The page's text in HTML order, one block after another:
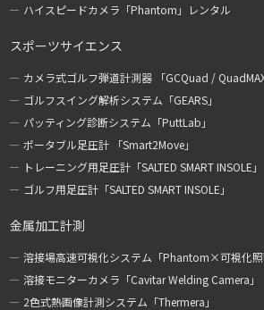
ハイスピードカメラ「Phantom」レンタル
スポーツサイエンス
カメラ式ゴルフ弾道計測器 「GCQuad / QuadMAX
ゴルフスイング解析システム「GEARS」
パッティング診断システム「PuttLab」
ポータブル足圧計 「Smart2Move」
トレーニング用足圧計「SALTED SMART INSOLE」
ゴルフ用足圧計「SALTED SMART INSOLE」
金属加工計測
溶接場高速可視化システム「Phantom×可視化照
溶接モニターカメラ「Cavitar Welding Camera」
2色式熱画像計測システム「Thermera」